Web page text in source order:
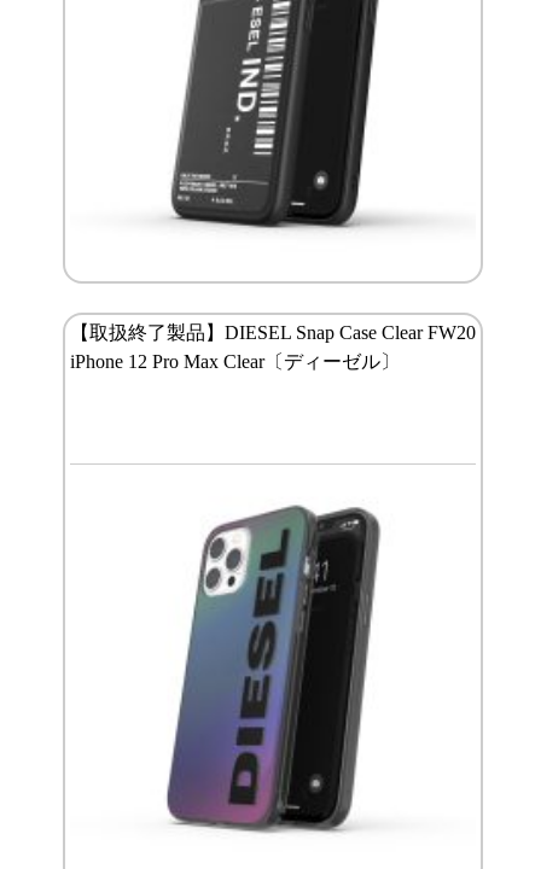
【取扱終了製品】DIESEL Snap Case Clear FW20
iPhone 12 Pro Max Clear〔ディーゼル〕